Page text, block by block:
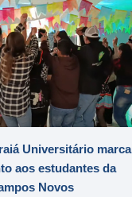
Universitário marca
aos estudantes da
Novos